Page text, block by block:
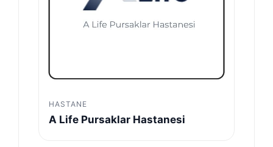
HASTANE
A Life Pursaklar Hastanesi